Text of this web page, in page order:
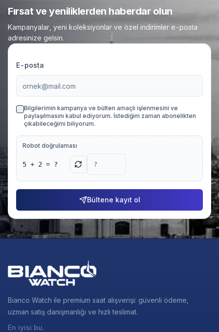
Fırsat ve yeniliklerden haberdar olun
Kampanyalar, yeni koleksiyonlar ve özel indirimler e-posta
adresinize gelsin.
E-posta
Bilgilerimin kampanya ve bülten amaçlı işlenmesini ve
paylaşılmasını kabul ediyorum. İstediğim zaman abonelikten
çıkabileceğimi biliyorum.
Robot doğrulaması
5 + 2 = ?
Bültene kayıt ol
Bianco Watch ile premium saat alışverişi: güvenli ödeme,
uzman satış danışmanlığı ve hızlı teslimat.
En iyisi bu.